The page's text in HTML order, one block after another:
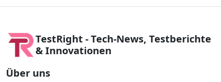
TestRight - Tech-News, Testberichte
& Innovationen
Über uns